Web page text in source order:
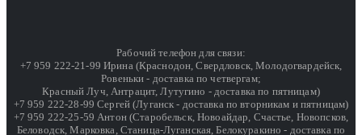
Рабочий телефон для связи:
+7 959 222-21-99 Ирина (Краснодон, Свердловск, Молодогвардейск,
Ровеньки - доставка по четвергам;
Красный Луч, Антрацит, Лутугино - доставка по пятницам)
+7 959 222-28-99 Сергей (Луганск - доставка по вторникам и пятницам)
+7 959 222-25-59 Антон (Старобельск, Новоайдар, Счастье, Новопсков,
Беловодск, Марковка, Станица-Луганская, Белокуракино - доставка по